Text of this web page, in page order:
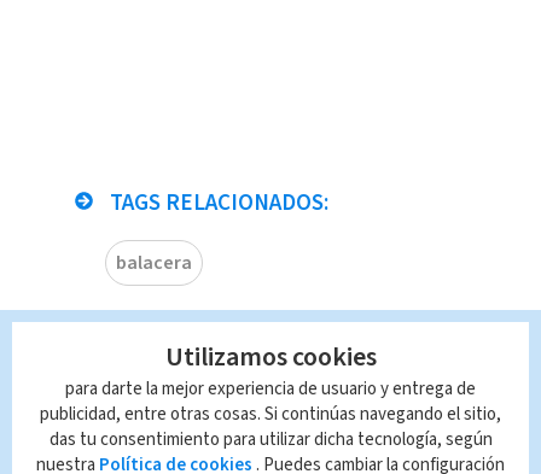
TAGS RELACIONADOS:
balacera
parcial del contenido de esta página, mismo
que es propiedad de TELEDIARIO; su
reproducción no autorizada constituye una
infracción y un delito de conformidad con las
leyes aplicables.
Utilizamos cookies
para darte la mejor experiencia de usuario y entrega de
publicidad, entre otras cosas. Si continúas navegando el sitio,
das tu consentimiento para utilizar dicha tecnología, según
nuestra Política de cookies . Puedes cambiar la configuración